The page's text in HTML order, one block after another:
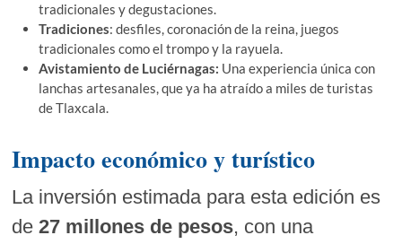
tradicionales y degustaciones.
Tradiciones: desfiles, coronación de la reina, juegos
tradicionales como el trompo y la rayuela.
Avistamiento de Luciérnagas: Una experiencia única con
lanchas artesanales, que ya ha atraído a miles de turistas
de Tlaxcala.
Impacto económico y turístico
La inversión estimada para esta edición es
de27 millones de pesos, con una